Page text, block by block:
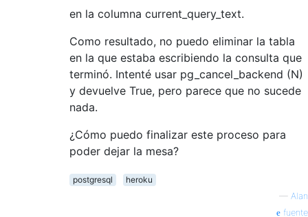
en la columna current_query_text.
Como resultado, no puedo eliminar la tabla
en la que estaba escribiendo la consulta que
terminó. Intenté usar pg_cancel_backend (N)
y devuelve True, pero parece que no sucede
nada.
¿Cómo puedo finalizar este proceso para
poder dejar la mesa?
postgresql
heroku
— Alan
fuente